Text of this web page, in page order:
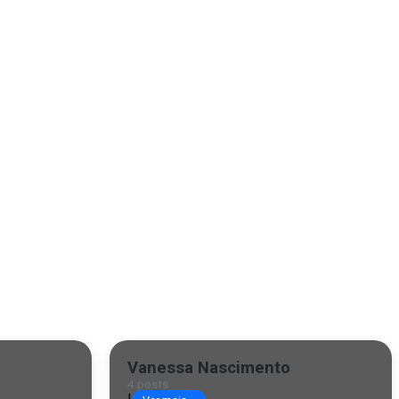
Vanessa Nascimento
4 posts